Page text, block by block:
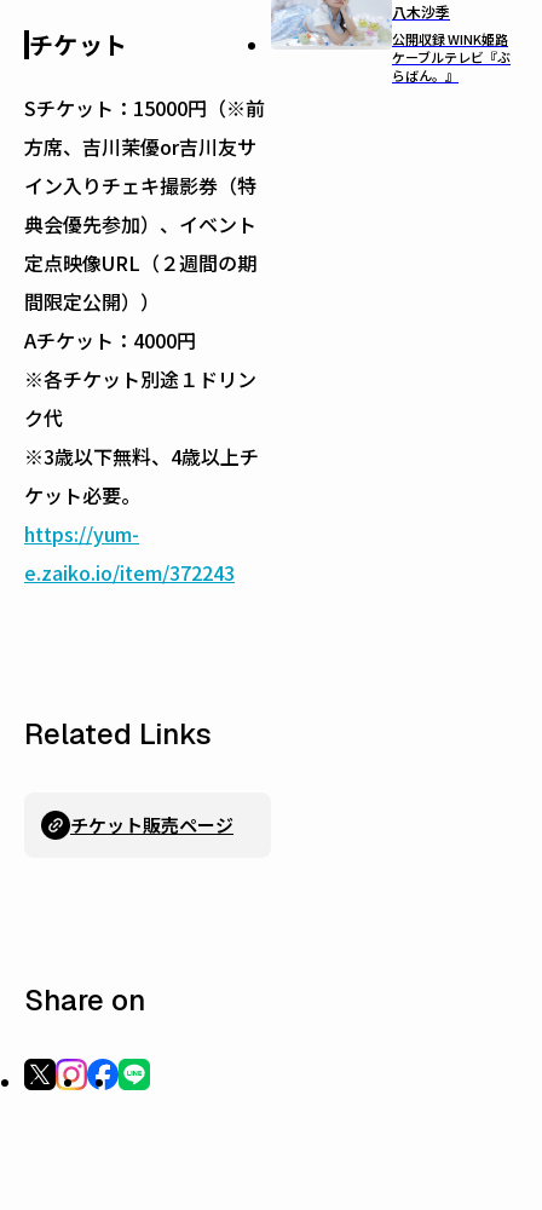
チケット
Sチケット：15000円（※前
方席、吉川茉優or吉川友サ
イン入りチェキ撮影券（特
典会優先参加）、イベント
定点映像URL（２週間の期
間限定公開））
Aチケット：4000円
※各チケット別途１ドリン
ク代
※3歳以下無料、4歳以上チ
ケット必要。
https://yum-
e.zaiko.io/item/372243
Related Links
チケット販売ページ
Share on
八木沙季
公開収録 WINK姫路
ケーブルテレビ『ぶ
らばん。』